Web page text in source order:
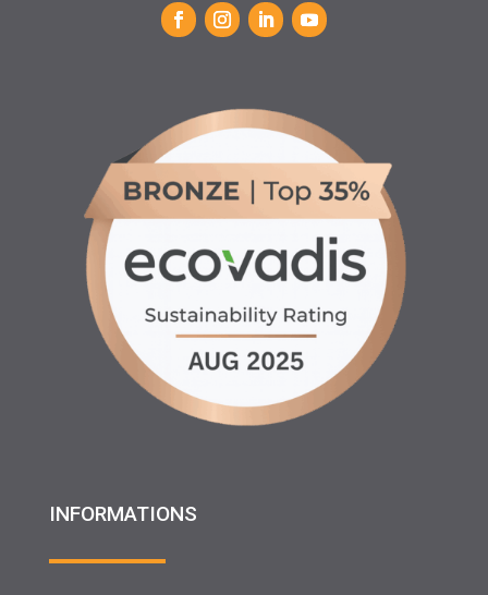
INFORMATIONS